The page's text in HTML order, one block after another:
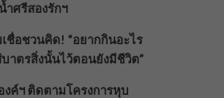
ำศรีสองรักฯ
เชื่อชวนคิด! “อยากกินอะไร
าตรสิ่งนั้นไว้ตอนยังมีชีวิต”
งค์ฯ ติดตามโครงการหุบ